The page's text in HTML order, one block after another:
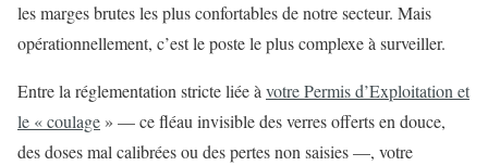
les marges brutes les plus confortables de notre secteur. Mais
opérationnellement, c’est le poste le plus complexe à surveiller.
Entre la réglementation stricte liée à votre Permis d’Exploitation et
le « coulage » — ce fléau invisible des verres offerts en douce,
des doses mal calibrées ou des pertes non saisies —, votre